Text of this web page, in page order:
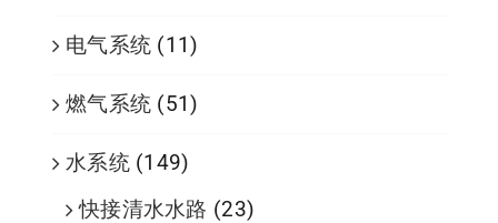
电气系统 (11)
燃气系统 (51)
水系统 (149)
快接清水水路 (23)